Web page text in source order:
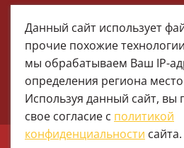
(MAX)
Екатеринбург, ул. Мира 2
Малышева
© 1997 - 2026
Данный сайт использует
прочие похожие
мы обрабатываем Ваш IP-
определения региона
Используя данный сайт, вы
свое согласие с политикой
конфиденциальности сайта.